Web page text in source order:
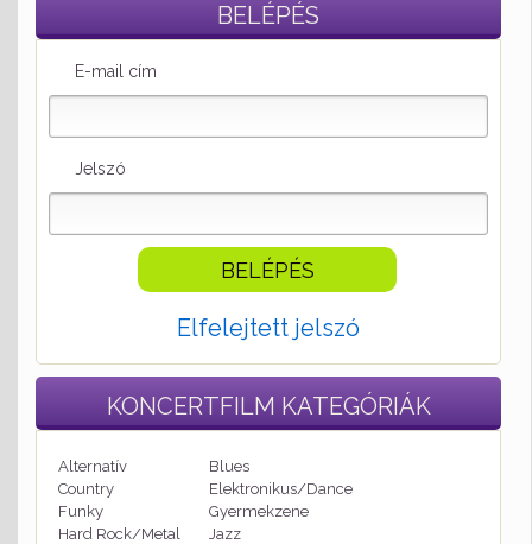
BELÉPÉS
E-mail cím
Jelszó
Elfelejtett jelszó
KONCERTFILM KATEGÓRIÁK
Alternatív
Blues
Country
Elektronikus/Dance
Funky
Gyermekzene
Hard Rock/Metal
Jazz